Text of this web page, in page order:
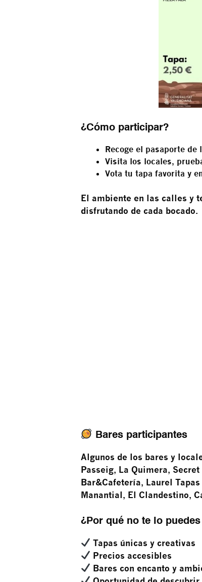
¿Cómo participar?
Recoge el pasaporte de
Visita los locales,
Vota tu tapa favorita y
El ambiente en las calles y
disfrutando de cada bocado.
Bares participantes
Algunos de los bares y
Passeig, La Quimera,
Bar&Cafetería, Laurel
Manantial, El Clandestino,
¿Por qué no te lo
Tapas únicas y creativas
Precios accesibles
Bares con encanto y